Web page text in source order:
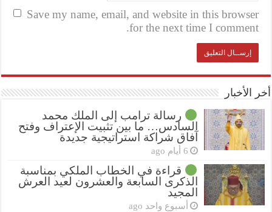
Save my name, email, and website in this browser
for the next time I comment.
أخر الأخبار
رسالة ترامب إلى الملك محمد
السادس… ما بين تثبيت الإعتراف وفتح
آفاق شراكة استراتيجية جديدة
6 أيام ago
قراءة في الخطاب الملكي بمناسبة
الذكرى السابعة والعشرون لعيد العرش
المجيد
أسبوع واحد ago